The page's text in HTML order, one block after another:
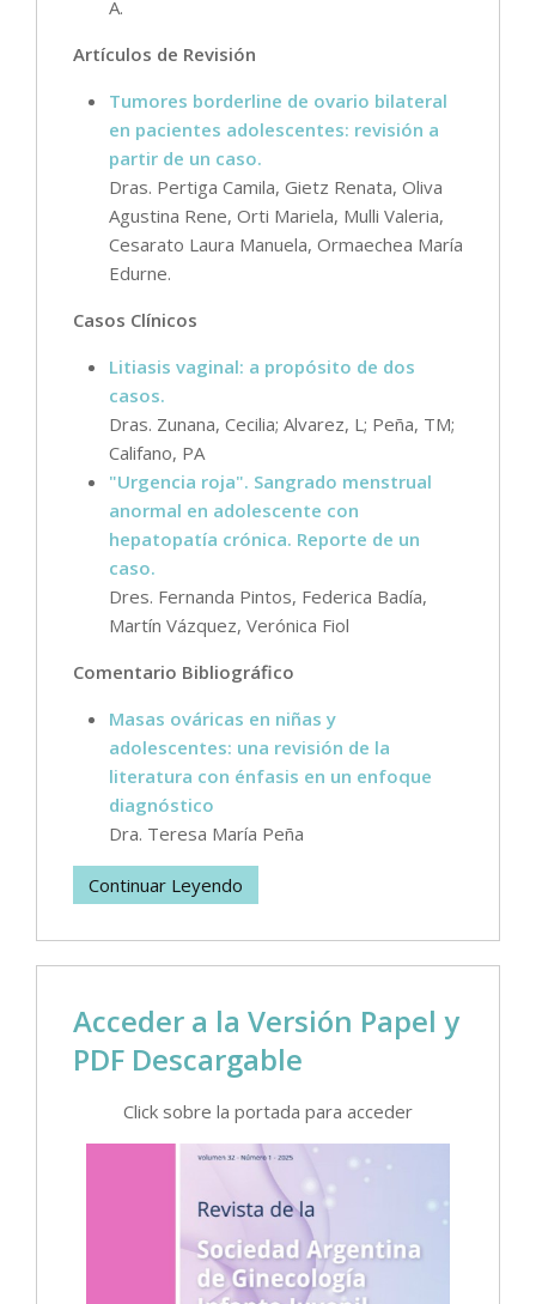
A.
Artículos de Revisión
Tumores borderline de ovario bilateral
en pacientes adolescentes: revisión a
partir de un caso.
Dras. Pertiga Camila, Gietz Renata, Oliva
Agustina Rene, Orti Mariela, Mulli Valeria,
Cesarato Laura Manuela, Ormaechea María
Edurne.
Casos Clínicos
Litiasis vaginal: a propósito de dos
casos.
Dras. Zunana, Cecilia; Alvarez, L; Peña, TM;
Califano, PA
"Urgencia roja". Sangrado menstrual
anormal en adolescente con
hepatopatía crónica. Reporte de un
caso.
Dres. Fernanda Pintos, Federica Badía,
Martín Vázquez, Verónica Fiol
Comentario Bibliográfico
Masas ováricas en niñas y
adolescentes: una revisión de la
literatura con énfasis en un enfoque
diagnóstico
Dra. Teresa María Peña
Continuar Leyendo
Acceder a la Versión Papel y
PDF Descargable
Click sobre la portada para acceder